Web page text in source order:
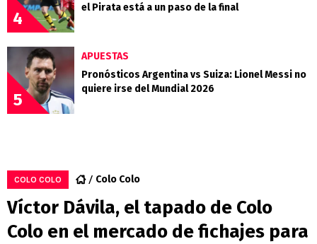
4
el Pirata está a un paso de la final
5
APUESTAS
Pronósticos Argentina vs Suiza: Lionel Messi no
quiere irse del Mundial 2026
COLO COLO Colo Colo
Víctor Dávila, el tapado de Colo
Colo en el mercado de fichajes para